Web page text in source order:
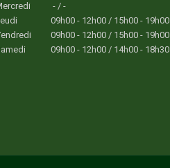
- / -
09h00 - 12h00 / 15h00 - 19h00
09h00 - 12h00 / 15h00 - 19h00
09h00 - 12h00 / 14h00 - 18h30